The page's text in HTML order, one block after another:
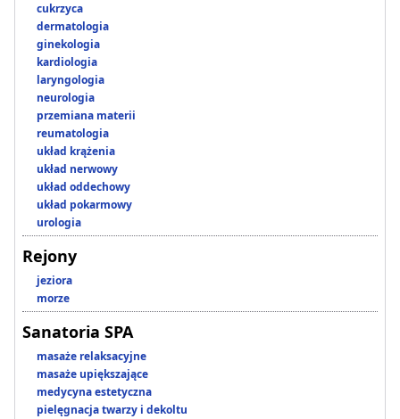
cukrzyca
dermatologia
ginekologia
kardiologia
laryngologia
neurologia
przemiana materii
reumatologia
układ krążenia
układ nerwowy
układ oddechowy
układ pokarmowy
urologia
Rejony
jeziora
morze
Sanatoria SPA
masaże relaksacyjne
masaże upiększające
medycyna estetyczna
pielęgnacja twarzy i dekoltu